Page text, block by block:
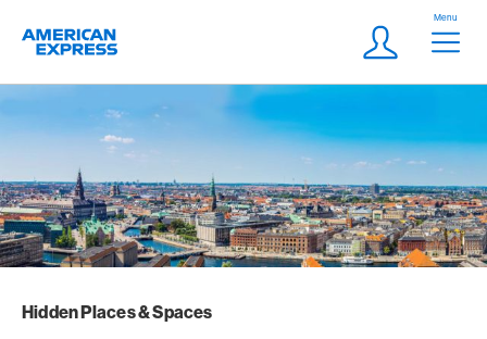
Logo
Meta
Login
Menu
Hidden Places & Spaces